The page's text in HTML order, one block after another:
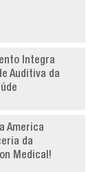
Integra
Auditiva da
America
da
Medical!